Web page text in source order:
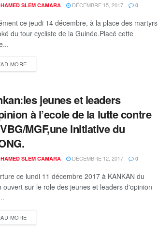
SLEM CAMARA DÉCEMBRE 15, 2017 0
ce jeudi 14 décembre, à la place des martyrs
du tour cycliste de la Guinée.Placé cette
MORE
jeunes et leaders
à l’ecole de la lutte contre
MGF,une initiative du
SLEM CAMARA DÉCEMBRE 12, 2017 0
ce lundi 11 décembre 2017 à KANKAN du
ouvert sur le role des jeunes et leaders d'opinion
MORE